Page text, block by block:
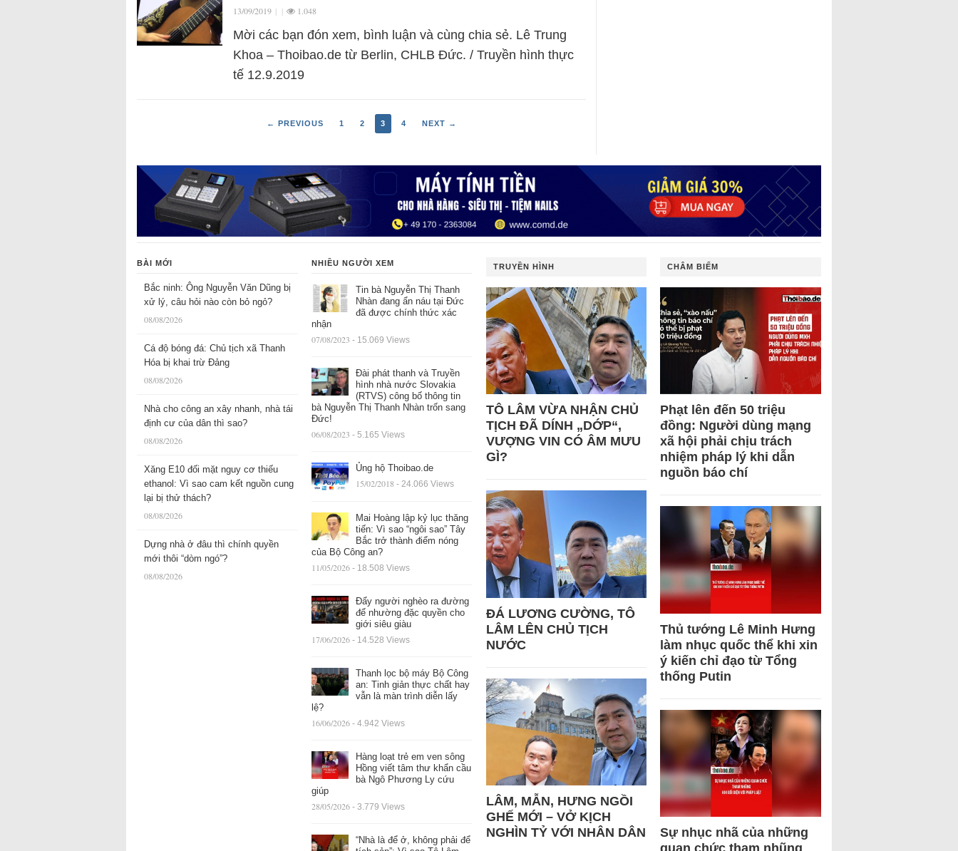
13/09/2019 | | 1.048
Mời các bạn đón xem, bình luận và cùng chia sẻ. Lê Trung
Khoa – Thoibao.de từ Berlin, CHLB Đức. / Truyền hình thực
tế 12.9.2019
← PREVIOUS 1 2 3 4 NEXT →
BÀI MỚI
Bắc ninh: Ông Nguyễn Văn Dũng bị
xử lý, câu hỏi nào còn bỏ ngỏ?
08/08/2026
Cá độ bóng đá: Chủ tịch xã Thanh
Hóa bị khai trừ Đảng
08/08/2026
Nhà cho công an xây nhanh, nhà tái
định cư của dân thì sao?
08/08/2026
Xăng E10 đối mặt nguy cơ thiếu
ethanol: Vì sao cam kết nguồn cung
lại bị thử thách?
08/08/2026
Dựng nhà ở đâu thì chính quyền
mới thôi “dòm ngó”?
08/08/2026
NHIỀU NGƯỜI XEM
Tin bà Nguyễn Thị Thanh
Nhàn đang ẩn náu tại Đức
đã được chính thức xác
nhận
07/08/2023 - 15.069 Views
Đài phát thanh và Truyền
hình nhà nước Slovakia
(RTVS) công bố thông tin
bà Nguyễn Thị Thanh Nhàn trốn sang
Đức!
06/08/2023 - 5.165 Views
Ủng hộ Thoibao.de
15/02/2018 - 24.066 Views
Mai Hoàng lập kỷ lục thăng
tiến: Vì sao “ngôi sao” Tây
Bắc trở thành điểm nóng
của Bộ Công an?
11/05/2026 - 18.508 Views
Đẩy người nghèo ra đường
để nhường đặc quyền cho
giới siêu giàu
17/06/2026 - 14.528 Views
Thanh lọc bộ máy Bộ Công
an: Tinh giản thực chất hay
vẫn là màn trình diễn lấy
lệ?
16/06/2026 - 4.942 Views
Hàng loạt trẻ em ven sông
Hồng viết tâm thư khẩn cầu
bà Ngô Phương Ly cứu
giúp
28/05/2026 - 3.779 Views
“Nhà là để ở, không phải để
TRUYỀN HÌNH
TÔ LÂM VỪA NHẬN CHỦ
TỊCH ĐÃ DÍNH „DỚP“,
VƯỢNG VIN CÓ ÂM MƯU
GÌ?
ĐÁ LƯƠNG CƯỜNG, TÔ
LÂM LÊN CHỦ TỊCH
NƯỚC
LÂM, MẪN, HƯNG NGỒI
GHẾ MỚI – VỞ KỊCH
NGHÌN TỶ VỚI NHÂN DÂN
CHÂM BIẾM
Phạt lên đến 50 triệu
đồng: Người dùng mạng
xã hội phải chịu trách
nhiệm pháp lý khi dẫn
nguồn báo chí
Thủ tướng Lê Minh Hưng
làm nhục quốc thể khi xin
ý kiến chỉ đạo từ Tổng
thống Putin
Sự nhục nhã của những